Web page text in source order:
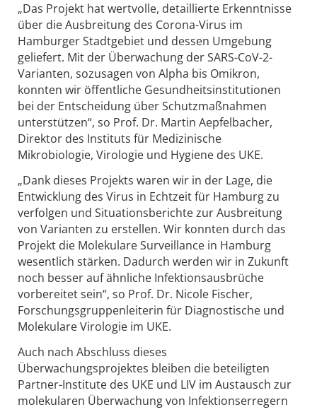
„Das Projekt hat wertvolle, detaillierte Erkenntnisse
über die Ausbreitung des Corona-Virus im
Hamburger Stadtgebiet und dessen Umgebung
geliefert. Mit der Überwachung der SARS-CoV-2-
Varianten, sozusagen von Alpha bis Omikron,
konnten wir öffentliche Gesundheitsinstitutionen
bei der Entscheidung über Schutzmaßnahmen
unterstützen“, so Prof. Dr. Martin Aepfelbacher,
Direktor des Instituts für Medizinische
Mikrobiologie, Virologie und Hygiene des UKE.
„Dank dieses Projekts waren wir in der Lage, die
Entwicklung des Virus in Echtzeit für Hamburg zu
verfolgen und Situationsberichte zur Ausbreitung
von Varianten zu erstellen. Wir konnten durch das
Projekt die Molekulare Surveillance in Hamburg
wesentlich stärken. Dadurch werden wir in Zukunft
noch besser auf ähnliche Infektionsausbrüche
vorbereitet sein“, so Prof. Dr. Nicole Fischer,
Forschungsgruppenleiterin für Diagnostische und
Molekulare Virologie im UKE.
Auch nach Abschluss dieses
Überwachungsprojektes bleiben die beteiligten
Partner-Institute des UKE und LIV im Austausch zur
molekularen Überwachung von Infektionserregern